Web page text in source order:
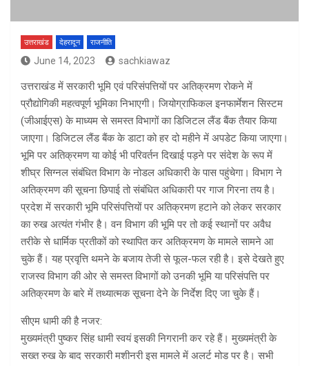
उत्तराखंड देहरादून राजनीति
June 14, 2023 sachkiawaz
उत्तराखंड में सरकारी भूमि एवं परिसंपत्तियों पर अतिक्रमण रोकने में
प्रौद्योगिकी महत्वपूर्ण भूमिका निभाएगी। जियोग्राफिकल इनफार्मेशन सिस्टम
(जीआईएस) के माध्यम से समस्त विभागों का डिजिटल लैंड बैंक तैयार किया
जाएगा। डिजिटल लैंड बैंक के डाटा को हर दो महीने में अपडेट किया जाएगा।
भूमि पर अतिक्रमण या कोई भी परिवर्तन दिखाई पड़ने पर संदेश के रूप में
शीघ्र सिग्नल संबंधित विभाग के नोडल अधिकारी के पास पहुंचेगा। विभाग ने
अतिक्रमण की सूचना छिपाई तो संबंधित अधिकारी पर गाज गिरना तय है।
प्रदेश में सरकारी भूमि परिसंपत्तियों पर अतिक्रमण हटाने को लेकर सरकार
का रुख अत्यंत गंभीर है। वन विभाग की भूमि पर तो कई स्थानों पर अवैध
तरीके से धार्मिक प्रतीकों को स्थापित कर अतिक्रमण के मामले सामने आ
चुके हैं। यह प्रवृत्ति थमने के बजाय तेजी से फूल-फल रही है। इसे देखते हुए
राजस्व विभाग की ओर से समस्त विभागों को उनकी भूमि या परिसंपत्ति पर
अतिक्रमण के बारे में तथ्यात्मक सूचना देने के निर्देश दिए जा चुके हैं।
सीएम धामी की है नजर:
मुख्यमंत्री पुष्कर सिंह धामी स्वयं इसकी निगरानी कर रहे हैं। मुख्यमंत्री के
सख्त रुख के बाद सरकारी मशीनरी इस मामले में अलर्ट मोड पर है। सभी